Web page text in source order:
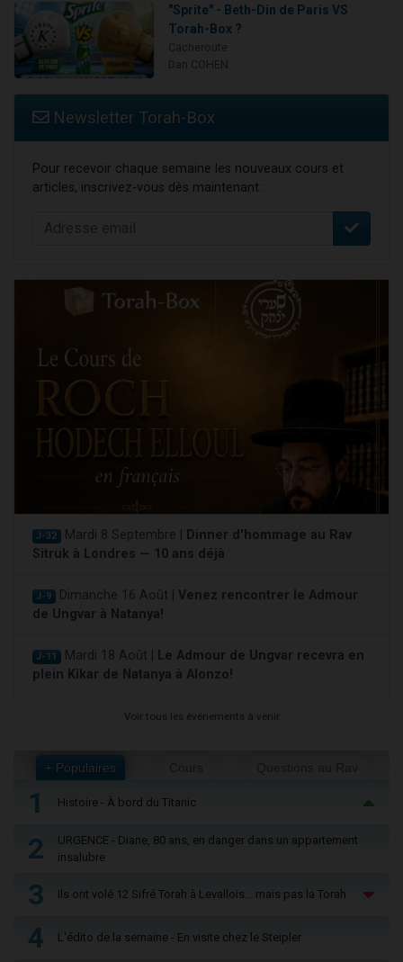
"Sprite" - Beth-Din de Paris VS
Torah-Box ?
Newsletter Torah-Box
Pour recevoir chaque semaine les nouveaux cours et
articles, inscrivez-vous dès maintenant :
J-32 Mardi 8 Septembre |
Dinner d'hommage au Rav
Sitruk à Londres — 10 ans déjà
J-9 Dimanche 16 Août | Venez rencontrer le Admour
de Ungvar à Natanya!
J-11 Mardi 18 Août |
Le Admour de Ungvar recevra en
plein Kikar de Natanya à Alonzo!
Voir tous les événements à venir
+ Populaires
1 Histoire - À bord du Titanic
2
URGENCE - Diane, 80 ans, en danger dans un appartement
insalubre
3 Ils ont volé 12 Sifré Torah à Levallois… mais pas la Torah
4 L'édito de la semaine - En visite chez le Steipler